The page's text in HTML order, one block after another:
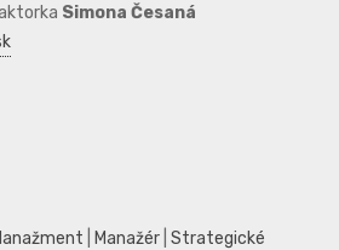
Simona Česaná
Manažér Strategické